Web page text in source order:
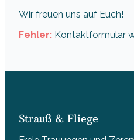
Wir freuen uns auf Euch!
Fehler: Kontaktformular
Strauß & Fliege